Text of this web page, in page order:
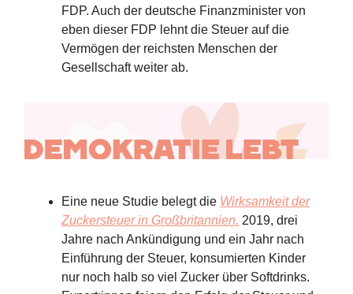
FDP. Auch der deutsche Finanzminister von
eben dieser FDP lehnt die Steuer auf die
Vermögen der reichsten Menschen der
Gesellschaft weiter ab.
Eine neue Studie belegt die Wirksamkeit der
Zuckersteuer in Großbritannien. 2019, drei
Jahre nach Ankündigung und ein Jahr nach
Einführung der Steuer, konsumierten Kinder
nur noch halb so viel Zucker über Softdrinks.